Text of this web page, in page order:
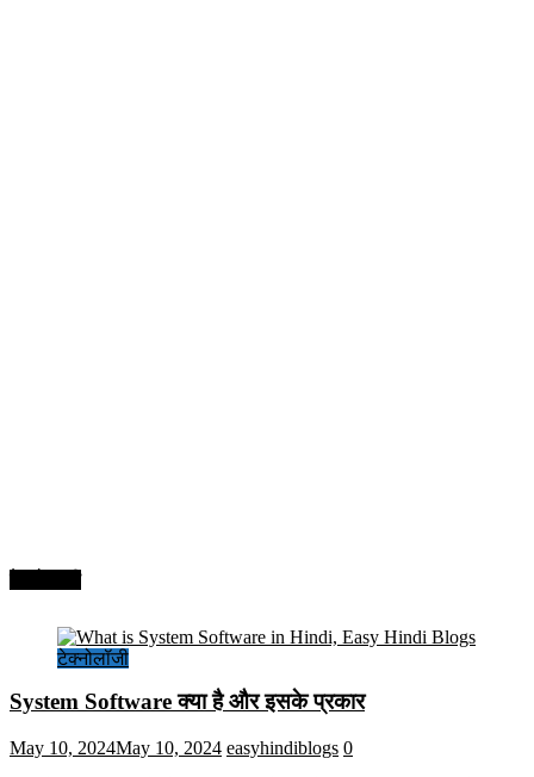
टेक्नोलॉजी
System Software क्या है और इसके प्रकार
May 10, 2024May 10, 2024 easyhindiblogs 0